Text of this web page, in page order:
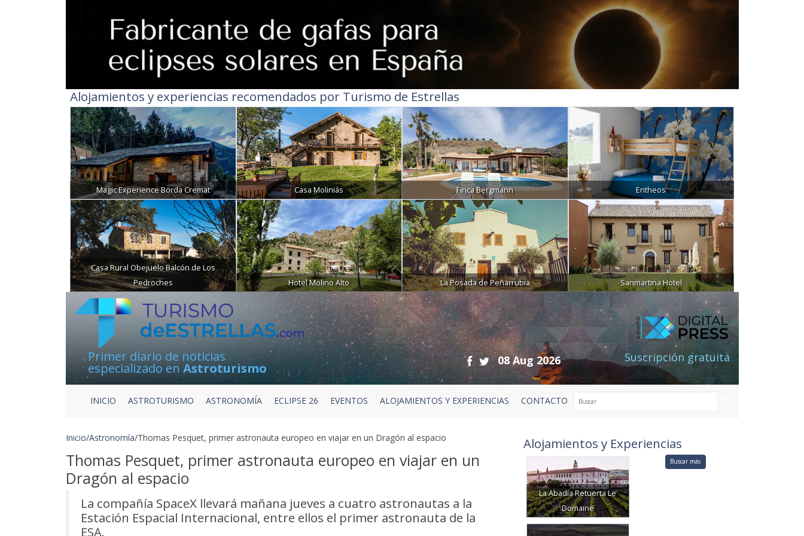
Alojamientos y experiencias recomendados por Turismo de Estrellas
Magic Experience Borda Cremat Casa Moliniás Finca Bergmann Entheos
Casa Rural Obejuelo Balcón de Los
Pedroches
Hotel Molino Alto La Posada de Peñarrubia Sanmartina Hotel
Primer diario de noticias
especializado enAstroturismo
08 Aug 2026 Suscripción gratuita
INICIO ASTROTURISMO ASTRONOMÍA ECLIPSE 26 EVENTOS ALOJAMIENTOS Y EXPERIENCIAS CONTACTO
Inicio/Astronomía/Thomas Pesquet, primer astronauta europeo en viajar en un Dragón al espacio
Thomas Pesquet, primer astronauta europeo en viajar en un
Dragón al espacio
La compañía SpaceX llevará mañana jueves a cuatro astronautas a la
Estación Espacial Internacional, entre ellos el primer astronauta de la
ESA.
Alojamientos y Experiencias
La Abadía Retuerta Le
Domaine
Buscar más